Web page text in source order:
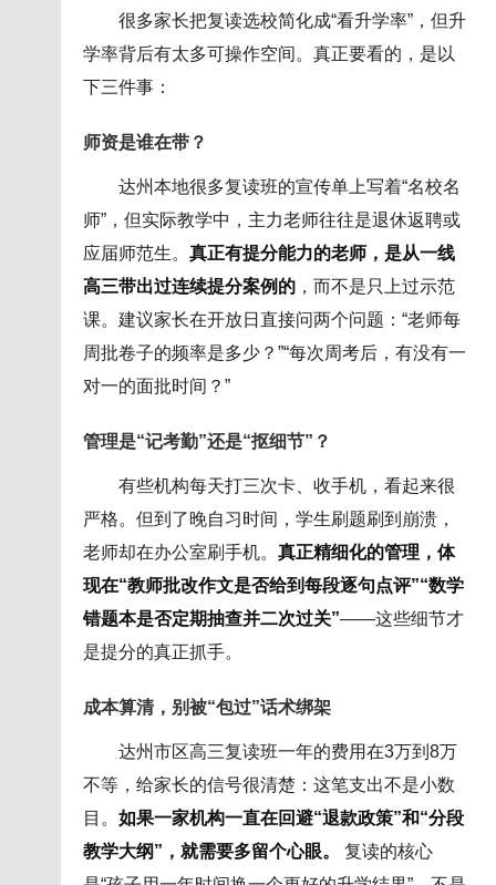
很多家长把复读选校简化成“看升学率”，但升
学率背后有太多可操作空间。真正要看的，是以
下三件事：
师资是谁在带？
达州本地很多复读班的宣传单上写着“名校名
师”，但实际教学中，主力老师往往是退休返聘或
应届师范生。 真正有提分能力的老师，是从一线
高三带出过连续提分案例的，而不是只上过示范
课。建议家长在开放日直接问两个问题：“老师每
周批卷子的频率是多少？”“每次周考后，有没有一
对一的面批时间？”
管理是“记考勤”还是“抠细节”？
有些机构每天打三次卡、收手机，看起来很
严格。但到了晚自习时间，学生刷题刷到崩溃，
老师却在办公室刷手机。 真正精细化的管理，体
现在“教师批改作文是否给到每段逐句点评”“数学
错题本是否定期抽查并二次过关”——这些细节才
是提分的真正抓手。
成本算清，别被“包过”话术绑架
达州市区高三复读班一年的费用在3万到8万
不等，给家长的信号很清楚：这笔支出不是小数
目。 如果一家机构一直在回避“退款政策”和“分段
教学大纲”，就需要多留个心眼。
复读的核心